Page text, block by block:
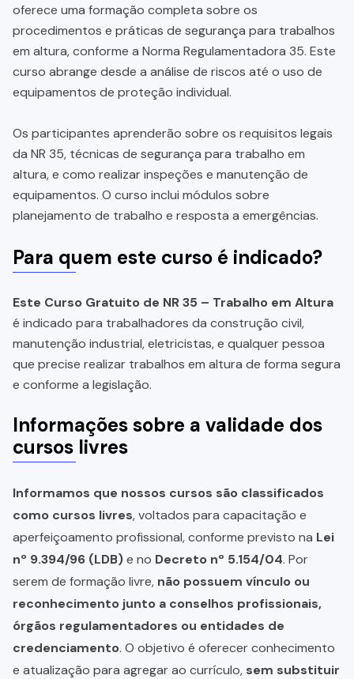
oferece uma formação completa sobre os
procedimentos e práticas de segurança para trabalhos
em altura, conforme a Norma Regulamentadora 35. Este
curso abrange desde a análise de riscos até o uso de
equipamentos de proteção individual.
Os participantes aprenderão sobre os requisitos legais
da NR 35, técnicas de segurança para trabalho em
altura, e como realizar inspeções e manutenção de
equipamentos. O curso inclui módulos sobre
planejamento de trabalho e resposta a emergências.
Para quem este curso é indicado?
Este Curso Gratuito de NR 35 – Trabalho em Altura
é indicado para trabalhadores da construção civil,
manutenção industrial, eletricistas, e qualquer pessoa
que precise realizar trabalhos em altura de forma segura
e conforme a legislação.
Informações sobre a validade dos
cursos livres
Informamos que nossos cursos são classificados
como cursos livres, voltados para capacitação e
aperfeiçoamento profissional, conforme previsto na Lei
nº 9.394/96 (LDB)e no Decreto nº 5.154/04. Por
serem de formação livre, não possuem vínculo ou
reconhecimento junto a conselhos profissionais,
órgãos regulamentadores ou entidades de
credenciamento. O objetivo é oferecer conhecimento
e atualização para agregar ao currículo, sem substituir